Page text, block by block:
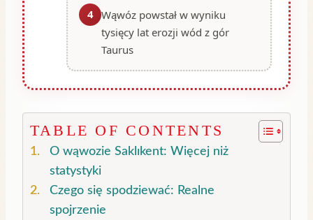
4 Wąwóz powstał w wyniku
tysięcy lat erozji wód z gór
Taurus
TABLE OF CONTENTS
O wąwozie Saklıkent: Więcej niż
statystyki
Czego się spodziewać: Realne
spojrzenie